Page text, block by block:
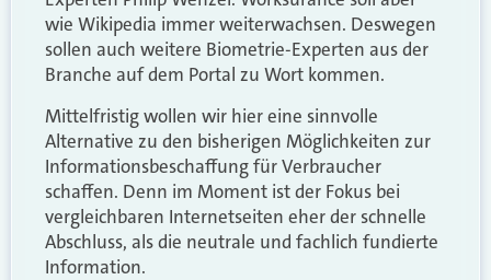
wie Wikipedia immer weiterwachsen. Deswegen
sollen auch weitere Biometrie-Experten aus der
Branche auf dem Portal zu Wort kommen.
Mittelfristig wollen wir hier eine sinnvolle
Alternative zu den bisherigen Möglichkeiten zur
Informationsbeschaffung für Verbraucher
schaffen. Denn im Moment ist der Fokus bei
vergleichbaren Internetseiten eher der schnelle
Abschluss, als die neutrale und fachlich fundierte
Information.